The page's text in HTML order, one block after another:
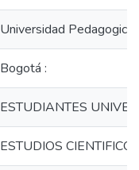
Universidad Pedagogica
Bogotá :
ESTUDIANTES
ESTUDIOS